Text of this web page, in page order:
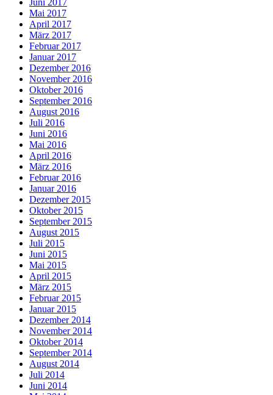
Mai 2017
April 2017
März 2017
Februar 2017
Januar 2017
Dezember 2016
November 2016
Oktober 2016
September 2016
August 2016
Juli 2016
Juni 2016
Mai 2016
April 2016
März 2016
Februar 2016
Januar 2016
Dezember 2015
Oktober 2015
September 2015
August 2015
Juli 2015
Juni 2015
Mai 2015
April 2015
März 2015
Februar 2015
Januar 2015
Dezember 2014
November 2014
Oktober 2014
September 2014
August 2014
Juli 2014
Juni 2014